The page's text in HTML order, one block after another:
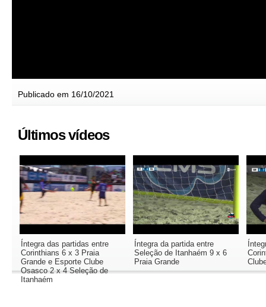
Publicado em 16/10/2021
Últimos vídeos
Íntegra das partidas entre
Corinthians 6 x 3 Praia
Grande e Esporte Clube
Osasco 2 x 4 Seleção de
Itanhaém
Íntegra da partida entre
Seleção de Itanhaém 9 x 6
Praia Grande